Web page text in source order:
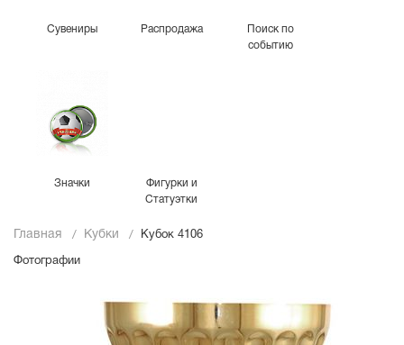
Сувениры Распродажа
Поиск по
событию
Значки
Фигурки и
Статуэтки
Главная Кубки Кубок 4106
Фотографии